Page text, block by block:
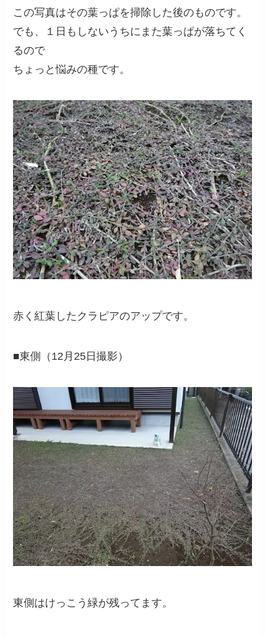
この写真はその葉っぱを掃除した後のものです。
でも、１日もしないうちにまた葉っぱが落ちてく
るので
ちょっと悩みの種です。
赤く紅葉したクラピアのアップです。
■東側（12月25日撮影）
東側はけっこう緑が残ってます。